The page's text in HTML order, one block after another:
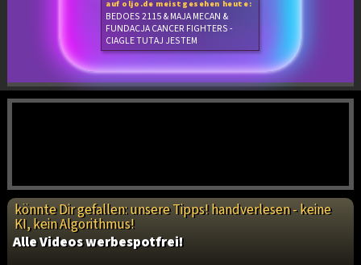
auf oljo.de meistgesehen heute:
BEDOES 2115 & MAJA MECAN &
FUNDACJA CANCER FIGHTERS -
CIAGLE TUTAJ JESTEM
könnte Dir gefallen: unsere Tipps! handverlesen - keine
KI, kein Algorithmus!
Alle Videos werbespotfrei!